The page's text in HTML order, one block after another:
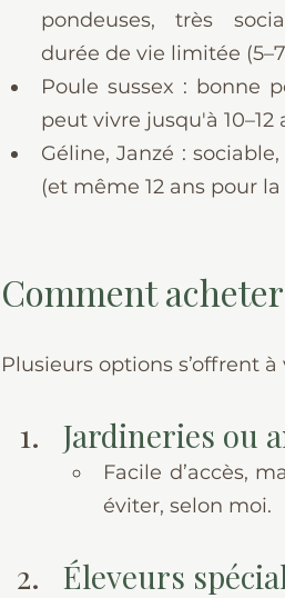
pondeuses, très
durée de vie limitée
Poule sussex : bonne
peut vivre jusqu'à 10–12
Géline, Janzé :
(et même 12 ans pour la
Comment
Plusieurs options s’offrent à
Jardineries ou
Facile d’accès,
éviter, selon moi.
Éleveurs